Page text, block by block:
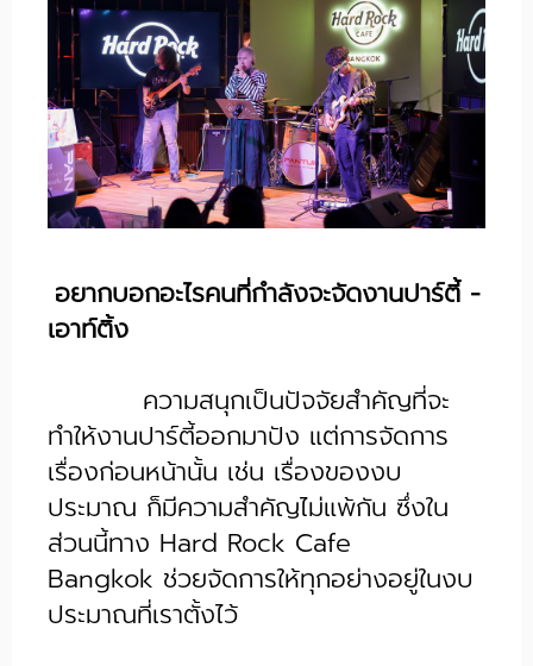
อยากบอกอะไรคนที่กำลังจะจัดงานปาร์ตี้ -
เอาท์ติ้ง
ความสนุกเป็นปัจจัยสำคัญที่จะ
ทำให้งานปาร์ตี้ออกมาปัง แต่การจัดการ
เรื่องก่อนหน้านั้น เช่น เรื่องของงบ
ประมาณ ก็มีความสำคัญไม่แพ้กัน ซึ่งใน
ส่วนนี้ทาง Hard Rock Cafe
Bangkok ช่วยจัดการให้ทุกอย่างอยู่ในงบ
ประมาณที่เราตั้งไว้